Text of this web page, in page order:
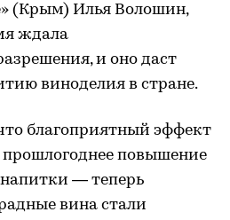
(Крым) Илья Волошин,
ждала
и оно даст
виноделия в стране.
благоприятный эффект
повышение
— теперь
вина стали